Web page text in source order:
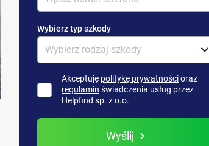
Wybierz typ szkody
Akceptuję politykę prywatnościoraz
regulamin świadczenia usług przez
Helpfind sp. z o.o.
Wyślij